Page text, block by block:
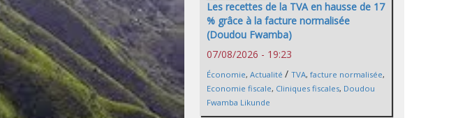
Les recettes de la TVA en hausse de 17
% grâce à la facture normalisée
(Doudou Fwamba)
07/08/2026 - 19:23
Économie, Actualité / TVA, facture normalisée,
Economie fiscale, Cliniques fiscales, Doudou
Fwamba Likunde